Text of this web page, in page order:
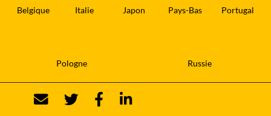
Belgique Italie Japon Pays-Bas Portugal
Pologne Russie